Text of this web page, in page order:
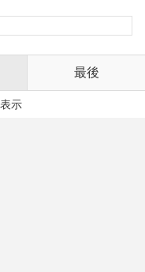
最後
示